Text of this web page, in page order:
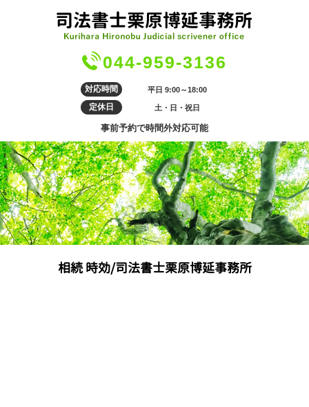
044-959-3136
対応時間 平日 9:00～18:00
定休日 土・日・祝日
事前予約で時間外対応可能
相続 時効/司法書士栗原博延事務所